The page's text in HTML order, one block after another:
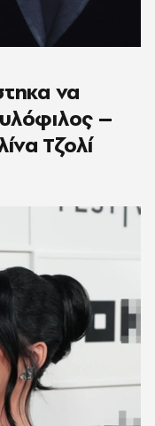
να
–
Τζολί